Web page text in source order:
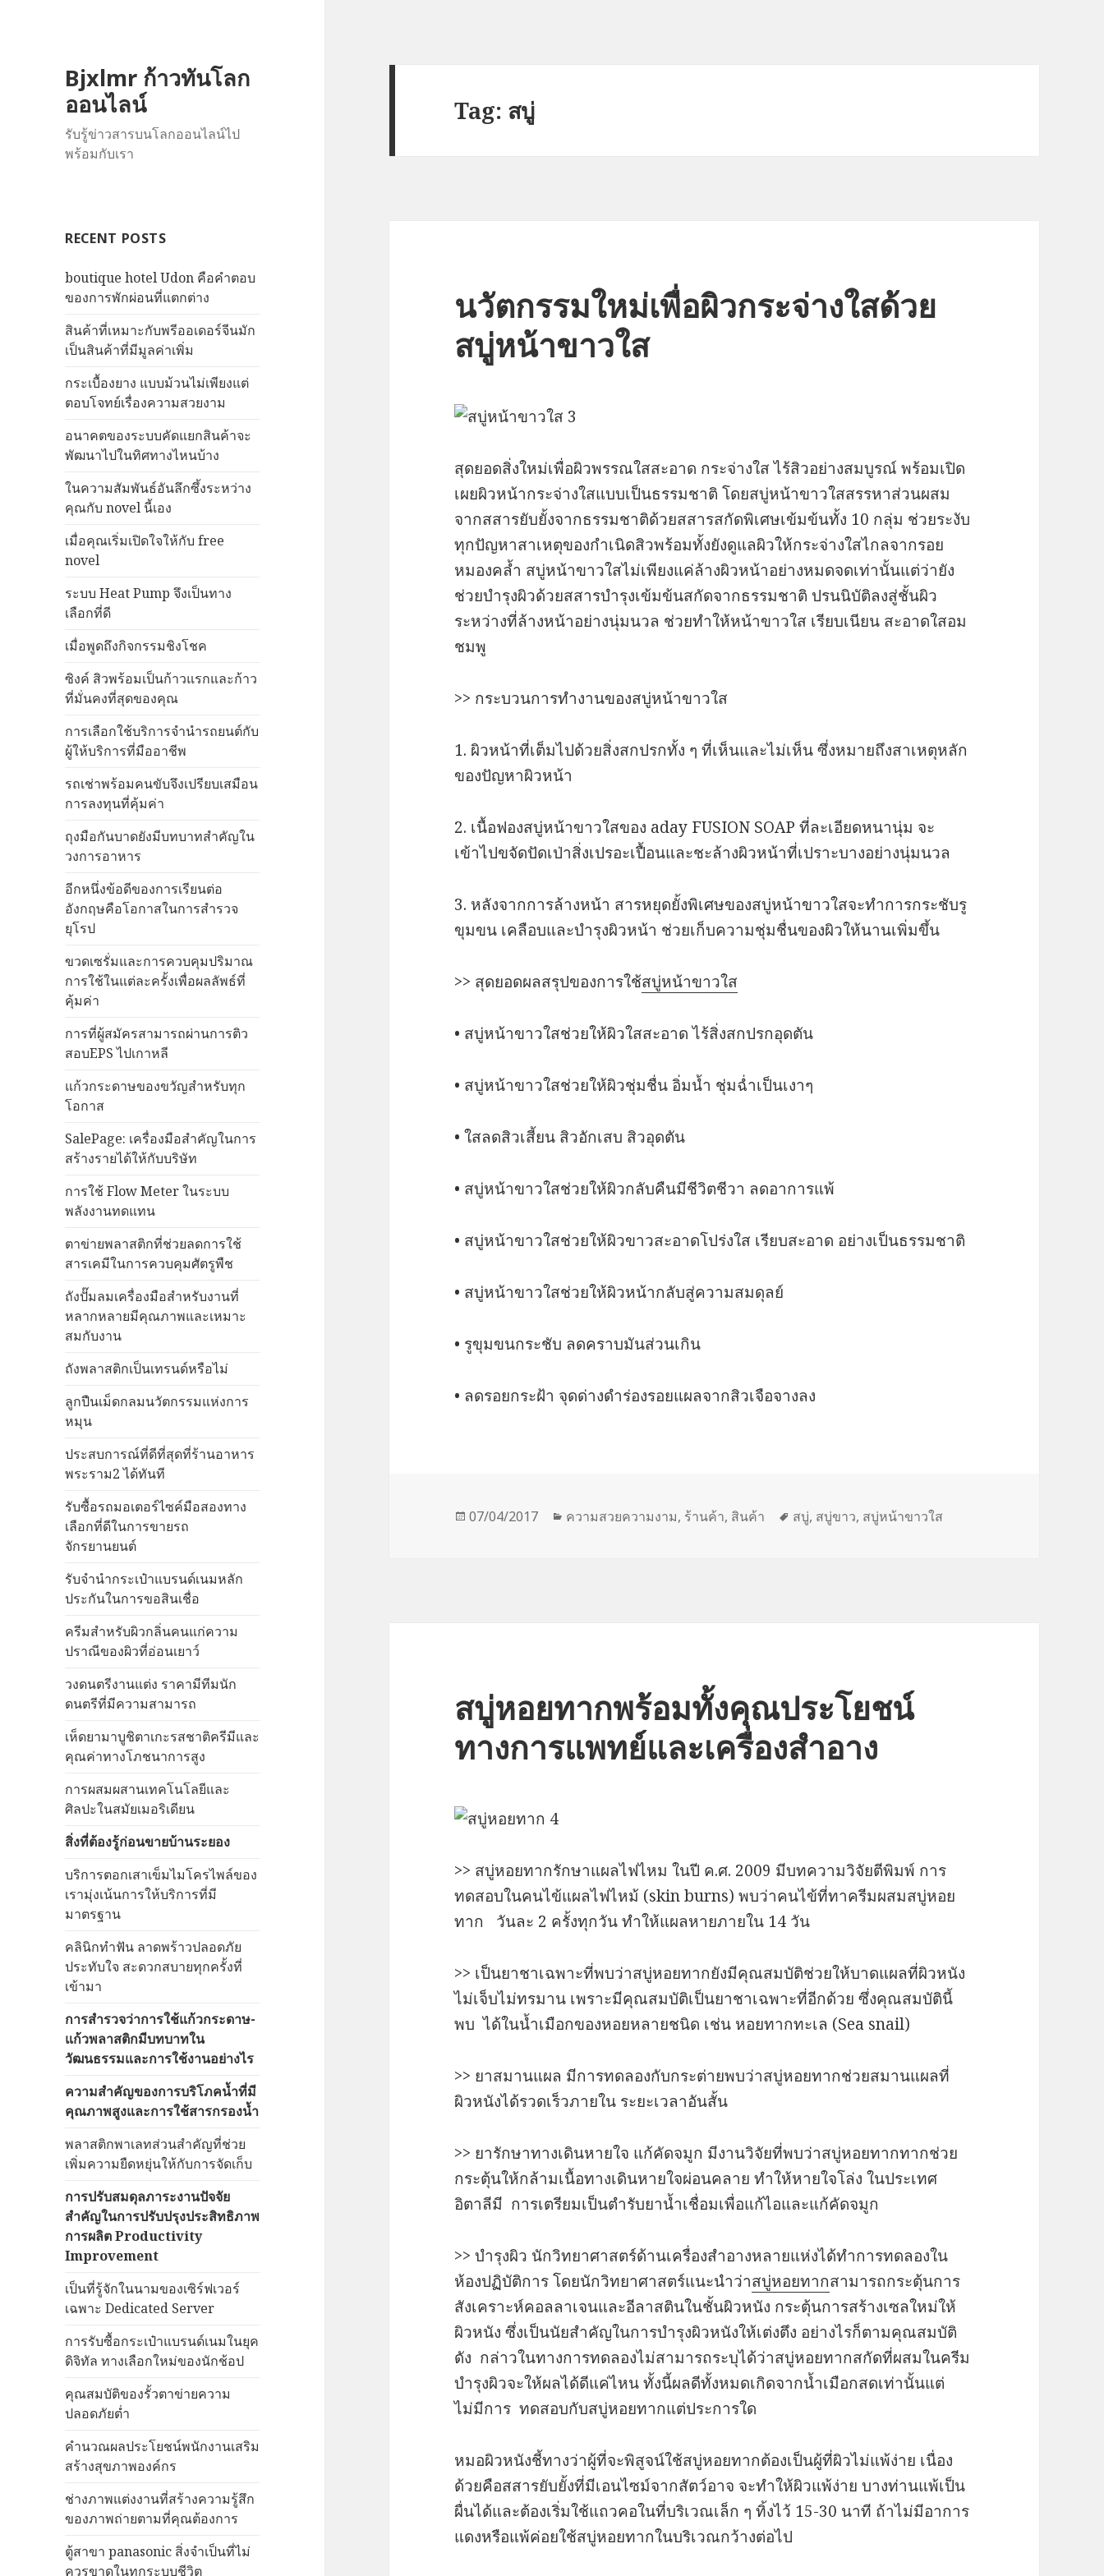
Bjxlmr ก้าวทันโลก
ออนไลน์
รับรู้ข่าวสารบนโลกออนไลน์ไป
พร้อมกับเรา
RECENT POSTS
boutique hotel Udon คือคำตอบ
ของการพักผ่อนที่แตกต่าง
สินค้าที่เหมาะกับพรีออเดอร์จีนมัก
เป็นสินค้าที่มีมูลค่าเพิ่ม
กระเบื้องยาง แบบม้วนไม่เพียงแต่
ตอบโจทย์เรื่องความสวยงาม
อนาคตของระบบคัดแยกสินค้าจะ
พัฒนาไปในทิศทางไหนบ้าง
ในความสัมพันธ์อันลึกซึ้งระหว่าง
คุณกับ novel นี้เอง
เมื่อคุณเริ่มเปิดใจให้กับ free
novel
ระบบ Heat Pump จึงเป็นทาง
เลือกที่ดี
เมื่อพูดถึงกิจกรรมชิงโชค
ซิงค์ สิวพร้อมเป็นก้าวแรกและก้าว
ที่มั่นคงที่สุดของคุณ
การเลือกใช้บริการจำนำรถยนต์กับ
ผู้ให้บริการที่มืออาชีพ
รถเช่าพร้อมคนขับจึงเปรียบเสมือน
การลงทุนที่คุ้มค่า
ถุงมือกันบาดยังมีบทบาทสำคัญใน
วงการอาหาร
อีกหนึ่งข้อดีของการเรียนต่อ
อังกฤษคือโอกาสในการสำรวจ
ยุโรป
ขวดเซรั่มและการควบคุมปริมาณ
การใช้ในแต่ละครั้งเพื่อผลลัพธ์ที่
คุ้มค่า
การที่ผู้สมัครสามารถผ่านการติว
สอบEPS ไปเกาหลี
แก้วกระดาษของขวัญสำหรับทุก
โอกาส
SalePage: เครื่องมือสำคัญในการ
สร้างรายได้ให้กับบริษัท
การใช้ Flow Meter ในระบบ
พลังงานทดแทน
ตาข่ายพลาสติกที่ช่วยลดการใช้
สารเคมีในการควบคุมศัตรูพืช
ถังปั๊มลมเครื่องมือสำหรับงานที่
หลากหลายมีคุณภาพและเหมาะ
สมกับงาน
ถังพลาสติกเป็นเทรนด์หรือไม่
ลูกปืนเม็ดกลมนวัตกรรมแห่งการ
หมุน
ประสบการณ์ที่ดีที่สุดที่ร้านอาหาร
พระราม2 ได้ทันที
รับซื้อรถมอเตอร์ไซค์มือสองทาง
เลือกที่ดีในการขายรถ
จักรยานยนต์
รับจำนำกระเป๋าแบรนด์เนมหลัก
ประกันในการขอสินเชื่อ
ครีมสำหรับผิวกลิ่นคนแก่ความ
ปราณีของผิวที่อ่อนเยาว์
วงดนตรีงานแต่ง ราคามีทีมนัก
ดนตรีที่มีความสามารถ
เห็ดยามาบูชิตาเกะรสชาติครีมีและ
คุณค่าทางโภชนาการสูง
การผสมผสานเทคโนโลยีและ
ศิลปะในสมัยเมอริเดียน
สิ่งที่ต้องรู้ก่อนขายบ้านระยอง
บริการตอกเสาเข็มไมโครไพล์ของ
เรามุ่งเน้นการให้บริการที่มี
มาตรฐาน
คลินิกทำฟัน ลาดพร้าวปลอดภัย
ประทับใจ สะดวกสบายทุกครั้งที่
เข้ามา
การสำรวจว่าการใช้แก้วกระดาษ-
แก้วพลาสติกมีบทบาทใน
วัฒนธรรมและการใช้งานอย่างไร
ความสำคัญของการบริโภคน้ำที่มี
คุณภาพสูงและการใช้สารกรองน้ำ
พลาสติกพาเลทส่วนสำคัญที่ช่วย
เพิ่มความยืดหยุ่นให้กับการจัดเก็บ
การปรับสมดุลภาระงานปัจจัย
สำคัญในการปรับปรุงประสิทธิภาพ
การผลิต Productivity
Improvement
เป็นที่รู้จักในนามของเซิร์ฟเวอร์
เฉพาะ Dedicated Server
การรับซื้อกระเป๋าแบรนด์เนมในยุค
ดิจิทัล ทางเลือกใหม่ของนักช้อป
คุณสมบัติของรั้วตาข่ายความ
ปลอดภัยต่ำ
คำนวณผลประโยชน์พนักงานเสริม
สร้างสุขภาพองค์กร
ช่างภาพแต่งงานที่สร้างความรู้สึก
ของภาพถ่ายตามที่คุณต้องการ
ตู้สาขา panasonic สิ่งจำเป็นที่ไม่
ควรขาดในทุกระบบชีวิต
Tag: สบู่
นวัตกรรมใหม่เพื่อผิวกระจ่างใสด้วย
สบู่หน้าขาวใส
สุดยอดสิ่งใหม่เพื่อผิวพรรณใสสะอาด กระจ่างใส ไร้สิวอย่างสมบูรณ์ พร้อมเปิด
เผยผิวหน้ากระจ่างใสแบบเป็นธรรมชาติ โดยสบู่หน้าขาวใสสรรหาส่วนผสม
จากสสารยับยั้งจากธรรมชาติด้วยสสารสกัดพิเศษเข้มข้นทั้ง 10 กลุ่ม ช่วยระงับ
ทุกปัญหาสาเหตุของกำเนิดสิวพร้อมทั้งยังดูแลผิวให้กระจ่างใสไกลจากรอย
หมองคล้ำ สบู่หน้าขาวใสไม่เพียงแค่ล้างผิวหน้าอย่างหมดจดเท่านั้นแต่ว่ายัง
ช่วยบำรุงผิวด้วยสสารบำรุงเข้มข้นสกัดจากธรรมชาติ ปรนนิบัติลงสู่ชั้นผิว
ระหว่างที่ล้างหน้าอย่างนุ่มนวล ช่วยทำให้หน้าขาวใส เรียบเนียน สะอาดใสอม
ชมพู
>> กระบวนการทำงานของสบู่หน้าขาวใส
1. ผิวหน้าที่เต็มไปด้วยสิ่งสกปรกทั้ง ๆ ที่เห็นและไม่เห็น ซึ่งหมายถึงสาเหตุหลัก
ของปัญหาผิวหน้า
2. เนื้อฟองสบู่หน้าขาวใสของ aday FUSION SOAP ที่ละเอียดหนานุ่ม จะ
เข้าไปขจัดปัดเป่าสิ่งเปรอะเปื้อนและชะล้างผิวหน้าที่เปราะบางอย่างนุ่มนวล
3. หลังจากการล้างหน้า สารหยุดยั้งพิเศษของสบู่หน้าขาวใสจะทำการกระชับรู
ขุมขน เคลือบและบำรุงผิวหน้า ช่วยเก็บความชุ่มชื่นของผิวให้นานเพิ่มขึ้น
>> สุดยอดผลสรุปของการใช้สบู่หน้าขาวใส
• สบู่หน้าขาวใสช่วยให้ผิวใสสะอาด ไร้สิ่งสกปรกอุดตัน
• สบู่หน้าขาวใสช่วยให้ผิวชุ่มชื่น อิ่มน้ำ ชุ่มฉ่ำเป็นเงาๆ
• ใสลดสิวเสี้ยน สิวอักเสบ สิวอุดตัน
• สบู่หน้าขาวใสช่วยให้ผิวกลับคืนมีชีวิตชีวา ลดอาการแพ้
• สบู่หน้าขาวใสช่วยให้ผิวขาวสะอาดโปร่งใส เรียบสะอาด อย่างเป็นธรรมชาติ
• สบู่หน้าขาวใสช่วยให้ผิวหน้ากลับสู่ความสมดุลย์
• รูขุมขนกระชับ ลดคราบมันส่วนเกิน
• ลดรอยกระฝ้า จุดด่างดำร่องรอยแผลจากสิวเจือจางลง
Posted
07/04/2017 Categories
ความสวยความงาม, ร้านค้า, สินค้า Tags
สบู่, สบู่ขาว, สบู่หน้าขาวใส
สบู่หอยทากพร้อมทั้งคุณประโยชน์
ทางการแพทย์และเครื่องสำอาง
>> สบู่หอยทากรักษาแผลไฟไหม ในปี ค.ศ. 2009 มีบทความวิจัยตีพิมพ์ การ
ทดสอบในคนไข้แผลไฟไหม้ (skin burns) พบว่าคนไข้ที่ทาครีมผสมสบู่หอย
ทาก วันละ 2 ครั้งทุกวัน ทำให้แผลหายภายใน 14 วัน
>> เป็นยาชาเฉพาะที่พบว่าสบู่หอยทากยังมีคุณสมบัติช่วยให้บาดแผลที่ผิวหนัง
ไม่เจ็บไม่ทรมาน เพราะมีคุณสมบัติเป็นยาชาเฉพาะที่อีกด้วย ซึ่งคุณสมบัตินี้
พบ ได้ในน้ำเมือกของหอยหลายชนิด เช่น หอยทากทะเล (Sea snail)
>> ยาสมานแผล มีการทดลองกับกระต่ายพบว่าสบู่หอยทากช่วยสมานแผลที่
ผิวหนังได้รวดเร็วภายใน ระยะเวลาอันสั้น
>> ยารักษาทางเดินหายใจ แก้คัดจมูก มีงานวิจัยที่พบว่าสบู่หอยทากทากช่วย
กระตุ้นให้กล้ามเนื้อทางเดินหายใจผ่อนคลาย ทำให้หายใจโล่ง ในประเทศ
อิตาลีมี การเตรียมเป็นตำรับยาน้ำเชื่อมเพื่อแก้ไอและแก้คัดจมูก
>> บำรุงผิว นักวิทยาศาสตร์ด้านเครื่องสำอางหลายแห่งได้ทำการทดลองใน
ห้องปฏิบัติการ โดยนักวิทยาศาสตร์แนะนำว่าสบู่หอยทากสามารถกระตุ้นการ
สังเคราะห์คอลลาเจนและอีลาสตินในชั้นผิวหนัง กระตุ้นการสร้างเซลใหม่ให้
ผิวหนัง ซึ่งเป็นนัยสำคัญในการบำรุงผิวหนังให้เต่งตึง อย่างไรก็ตามคุณสมบัติ
ดัง กล่าวในทางการทดลองไม่สามารถระบุได้ว่าสบู่หอยทากสกัดที่ผสมในครีม
บำรุงผิวจะให้ผลได้ดีแค่ไหน ทั้งนี้ผลดีทั้งหมดเกิดจากน้ำเมือกสดเท่านั้นแต่
ไม่มีการ ทดสอบกับสบู่หอยทากแต่ประการใด
หมอผิวหนังชี้ทางว่าผู้ที่จะพิสูจน์ใช้สบู่หอยทากต้องเป็นผู้ที่ผิวไม่แพ้ง่าย เนื่อง
ด้วยคือสสารยับยั้งที่มีเอนไซม์จากสัตว์อาจ จะทำให้ผิวแพ้ง่าย บางท่านแพ้เป็น
ผื่นได้และต้องเริ่มใช้แถวคอในที่บริเวณเล็ก ๆ ทิ้งไว้ 15-30 นาที ถ้าไม่มีอาการ
แดงหรือแพ้ค่อยใช้สบู่หอยทากในบริเวณกว้างต่อไป